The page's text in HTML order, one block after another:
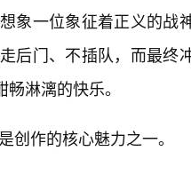
象一位象征着正义的战
后门、不插队，而最终
淋漓的快乐。
作的核心魅力之一。